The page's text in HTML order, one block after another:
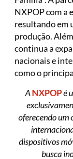
NXPOP com a
resultando em
produção.
continua a
nacionais e
como o
A NXPOPé
oferecendo um
dispositivos
busca